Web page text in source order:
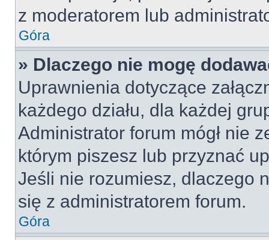
z moderatorem lub
Góra
» Dlaczego nie mogę
Uprawnienia dotyczące
każdego działu, dla każdej
Administrator forum mógł nie
którym piszesz lub przyznać
Jeśli nie rozumiesz, dlaczego
się z administratorem forum.
Góra